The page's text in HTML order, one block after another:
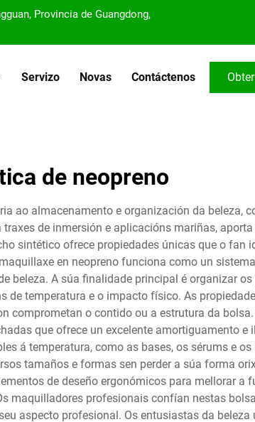
Provincia de Guangdong,
Servizo Novas Contáctenos
de neopreno
ao almacenamento e organización da beleza,
de inmersión e aplicacións mariñas,
sintético ofrece propiedades únicas que o fan
en neopreno funciona como un
beleza. A súa finalidade principal é organizar
temperatura e o impacto físico. As
comprometan o contido ou a estrutura da
que ofrece un excelente amortiguamento e
á temperatura, como as bases, os sérums e
tamaños e formas sen perder a súa forma
de deseño ergonómicos para mellorar a
maquilladores profesionais confían nestas
aspecto profesional. Os entusiastas da